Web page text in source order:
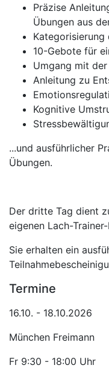
Präzise
Übungen aus
Kategorisierung
10-Gebote für
Umgang mit
Anleitung zu
Kognitive
...und ausführlicher
Übungen.
Der dritte Tag dient
eigenen Lach-
Sie erhalten ein
Termine
16.10. - 18.10.2026
München Freimann
Fr 9:30 - 18:00 Uhr